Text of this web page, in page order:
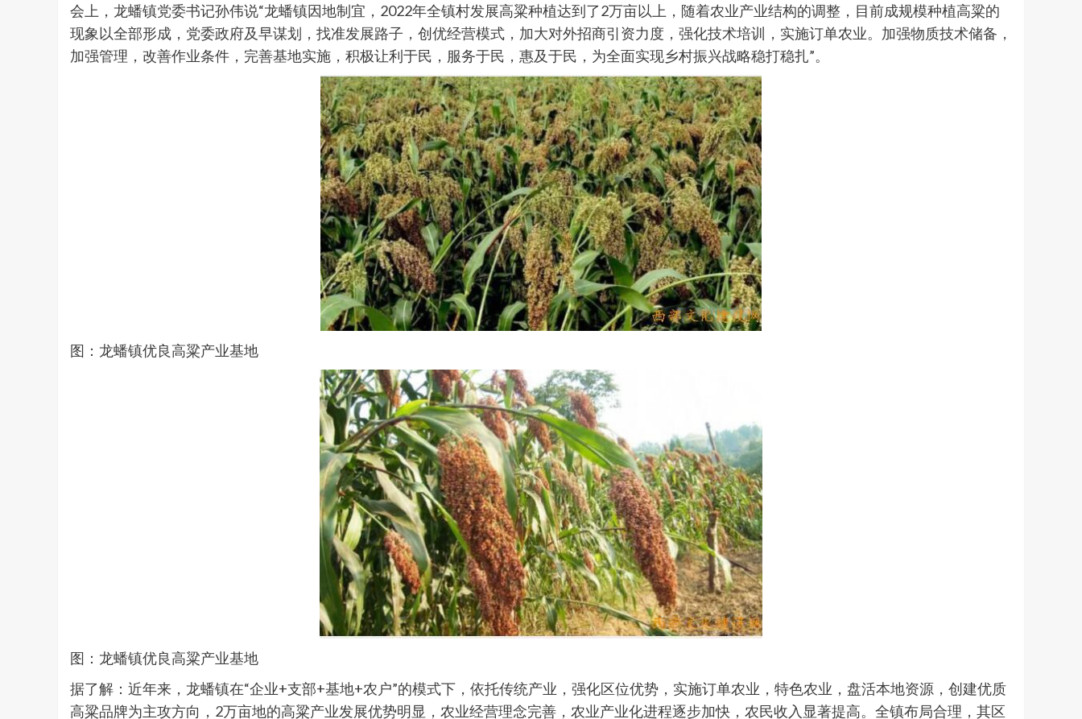
会上，龙蟠镇党委书记孙伟说“龙蟠镇因地制宜，2022年全镇村发展高粱种植达到了2万亩以上，随着农业产业结构的调整，目前成规模种植高粱的
现象以全部形成，党委政府及早谋划，找准发展路子，创优经营模式，加大对外招商引资力度，强化技术培训，实施订单农业。加强物质技术储备，
加强管理，改善作业条件，完善基地实施，积极让利于民，服务于民，惠及于民，为全面实现乡村振兴战略稳打稳扎”。
图：龙蟠镇优良高粱产业基地
图：龙蟠镇优良高粱产业基地
据了解：近年来，龙蟠镇在“企业+支部+基地+农户”的模式下，依托传统产业，强化区位优势，实施订单农业，特色农业，盘活本地资源，创建优质
高粱品牌为主攻方向，2万亩地的高粱产业发展优势明显，农业经营理念完善，农业产业化进程逐步加快，农民收入显著提高。全镇布局合理，其区